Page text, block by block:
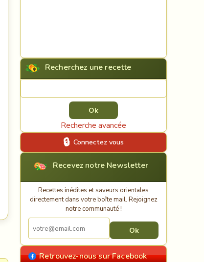
Recherchez une recette
Recherche avancée
Connectez vous
Recevez notre Newsletter
Recettes inédites et saveurs orientales
directement dans votre boîte mail. Rejoignez
notre communauté !
Retrouvez-nous sur Facebook